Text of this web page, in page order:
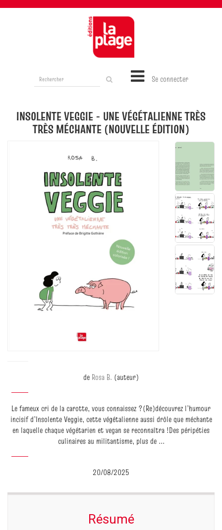
Se connecter
INSOLENTE VEGGIE - UNE VÉGÉTALIENNE TRÈS
TRÈS MÉCHANTE (NOUVELLE ÉDITION)
de Rosa B. (auteur)
Le fameux cri de la carotte, vous connaissez ?(Re)découvrez l’humour
incisif d’Insolente Veggie, cette végétalienne aussi drôle que méchante
en laquelle chaque végétarien et vegan se reconnaîtra !Des péripéties
culinaires au militantisme, plus de ...
20/08/2025
Résumé